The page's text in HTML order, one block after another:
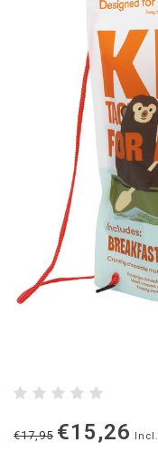
€17,95 €15,26